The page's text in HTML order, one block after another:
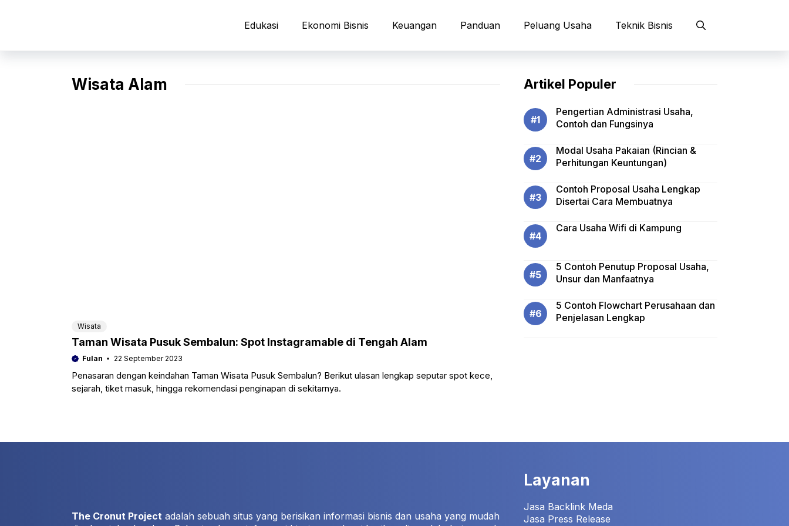
Edukasi Ekonomi Bisnis Keuangan Panduan Peluang Usaha Teknik Bisnis
Wisata Alam
Wisata
Taman Wisata Pusuk Sembalun: Spot Instagramable di Tengah Alam
Fulan 22 September 2023
Penasaran dengan keindahan Taman Wisata Pusuk Sembalun? Berikut ulasan lengkap seputar spot kece,
sejarah, tiket masuk, hingga rekomendasi penginapan di sekitarnya.
Artikel Populer
Pengertian Administrasi Usaha,
Contoh dan Fungsinya
Modal Usaha Pakaian (Rincian &
Perhitungan Keuntungan)
Contoh Proposal Usaha Lengkap
Disertai Cara Membuatnya
Cara Usaha Wifi di Kampung
5 Contoh Penutup Proposal Usaha,
Unsur dan Manfaatnya
5 Contoh Flowchart Perusahaan dan
Penjelasan Lengkap
The Cronut Project adalah sebuah situs yang berisikan informasi bisnis dan usaha yang mudah
Layanan
Jasa Backlink Meda
Jasa Press Release